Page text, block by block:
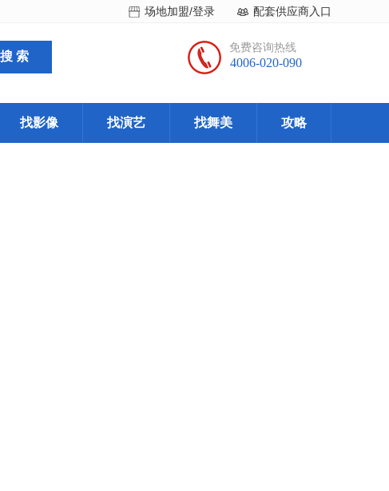
配套供应商入口
场地加盟/登录
免费咨询热线
4006-020-090
找影像 找演艺 找舞美 攻略